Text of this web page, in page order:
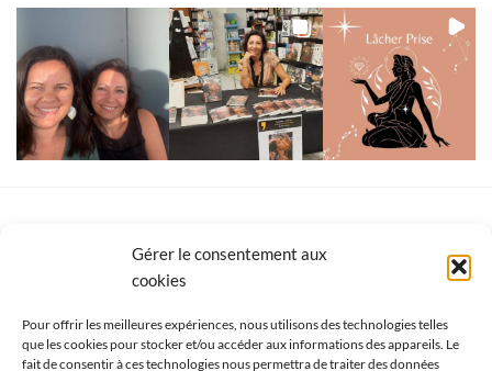
Gérer le consentement aux
cookies
Pour offrir les meilleures expériences, nous utilisons des technologies telles
que les cookies pour stocker et/ou accéder aux informations des appareils. Le
fait de consentir à ces technologies nous permettra de traiter des données
$8.00